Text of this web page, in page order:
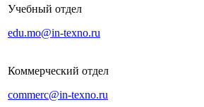
Учебный отдел
edu.mo@in-texno.ru
Коммерческий отдел
commerc@in-texno.ru